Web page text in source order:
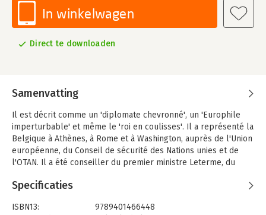
In winkelwagen
Direct te downloaden
Samenvatting
Il est décrit comme un 'diplomate chevronné', un 'Europhile
imperturbable' et même le 'roi en coulisses'. Il a représenté la
Belgique à Athènes, à Rome et à Washington, auprès de l'Union
européenne, du Conseil de sécurité des Nations unies et de
l'OTAN. Il a été conseiller du premier ministre Leterme, du
Le baron Frans van Daele sort de l'ombre pour la première
fois. Le ministre d'état évoque à coeur ouvert sa carrière
Specificaties
ISBN13:
9789401466448